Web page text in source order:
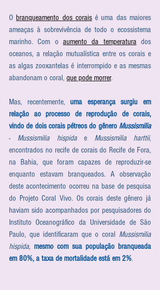
O branqueamento dos corais é uma das maiores
ameaças à sobrevivência de todo o ecossistema
marinho. Com o aumento da temperatura dos
oceanos, a relação mutualística entre os corais e
as algas zooxantelas é interrompido e as mesmas
abandonam o coral, que pode morrer.
Mas, recentemente, uma esperança surgiu em
relação ao processo de reprodução de corais,
vindo de dois corais pétreos do gênero Mussismilia
- Mussismilia hispida e Mussismilia harttii,
encontrados no recife de corais do Recife de Fora,
na Bahia, que foram capazes de reproduzir-se
enquanto estavam branqueados. A observação
deste acontecimento ocorreu na base de pesquisa
do Projeto Coral Vivo. Os corais deste gênero já
haviam sido acompanhados por pesquisadores do
Instituto Oceanográfico da Universidade de São
Paulo, que identificaram que o coral Mussismilia
hispida, mesmo com sua população branqueada
em 80%, a taxa de mortalidade está em 2%.